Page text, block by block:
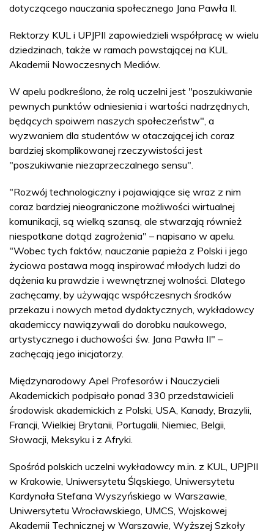
dotyczącego nauczania społecznego Jana Pawła II.
Rektorzy KUL i UPJPII zapowiedzieli współpracę w wielu
dziedzinach, także w ramach powstającej na KUL
Akademii Nowoczesnych Mediów.
W apelu podkreślono, że rolą uczelni jest "poszukiwanie
pewnych punktów odniesienia i wartości nadrzędnych,
będących spoiwem naszych społeczeństw", a
wyzwaniem dla studentów w otaczającej ich coraz
bardziej skomplikowanej rzeczywistości jest
"poszukiwanie niezaprzeczalnego sensu".
"Rozwój technologiczny i pojawiające się wraz z nim
coraz bardziej nieograniczone możliwości wirtualnej
komunikacji, są wielką szansą, ale stwarzają również
niespotkane dotąd zagrożenia" – napisano w apelu.
"Wobec tych faktów, nauczanie papieża z Polski i jego
życiowa postawa mogą inspirować młodych ludzi do
dążenia ku prawdzie i wewnętrznej wolności. Dlatego
zachęcamy, by używając współczesnych środków
przekazu i nowych metod dydaktycznych, wykładowcy
akademiccy nawiązywali do dorobku naukowego,
artystycznego i duchowości św. Jana Pawła II" –
zachęcają jego inicjatorzy.
Międzynarodowy Apel Profesorów i Nauczycieli
Akademickich podpisało ponad 330 przedstawicieli
środowisk akademickich z Polski, USA, Kanady, Brazylii,
Francji, Wielkiej Brytanii, Portugalii, Niemiec, Belgii,
Słowacji, Meksyku i z Afryki.
Spośród polskich uczelni wykładowcy m.in. z KUL, UPJPII
w Krakowie, Uniwersytetu Śląskiego, Uniwersytetu
Kardynała Stefana Wyszyńskiego w Warszawie,
Uniwersytetu Wrocławskiego, UMCS, Wojskowej
Akademii Technicznej w Warszawie, Wyższej Szkoły